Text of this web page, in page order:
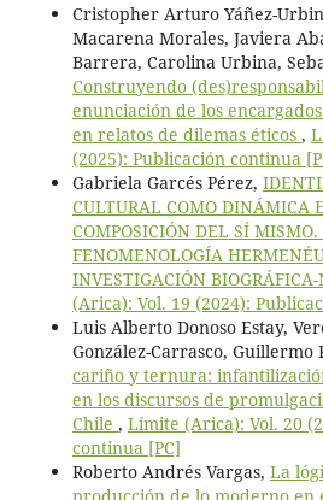
Cristopher Arturo Yáñez-
Macarena Morales, Javiera
Barrera, Carolina Urbina,
Construyendo
enunciación de los
en relatos de dilemas éticos ,
(2025): Publicación continua
Gabriela Garcés Pérez,
CULTURAL COMO DINÁMICA
COMPOSICIÓN DEL SÍ
FENOMENOLOGÍA
INVESTIGACIÓN
(Arica): Vol. 19 (2024):
Luis Alberto Donoso Estay,
González-Carrasco, Guillermo
cariño y ternura:
en los discursos de
Chile , Límite (Arica): Vol. 20
continua [PC]
Roberto Andrés Vargas, La